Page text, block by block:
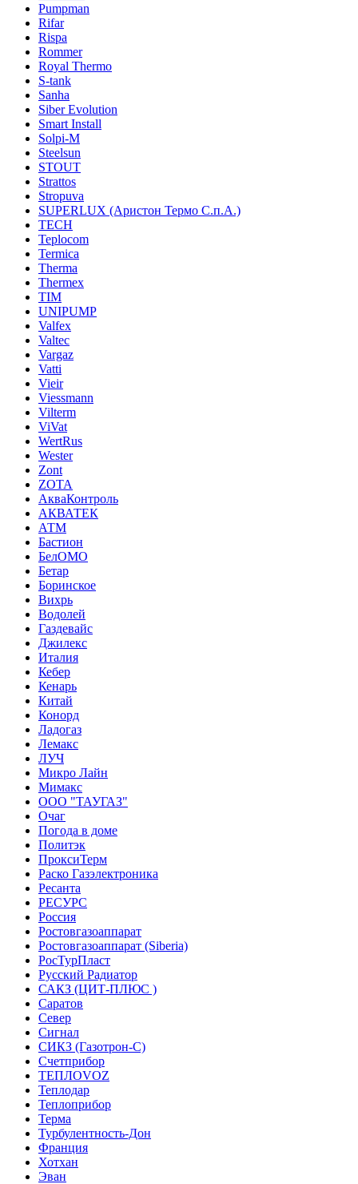
Pumpman
Rifar
Rispa
Rommer
Royal Thermo
S-tank
Sanha
Siber Evolution
Smart Install
Solpi-M
Steelsun
STOUT
Strattos
Stropuva
SUPERLUX (Аристон Термо С.п.А.)
TECH
Teplocom
Termica
Therma
Thermex
TIM
UNIPUMP
Valfex
Valtec
Vargaz
Vatti
Vieir
Viessmann
Vilterm
ViVat
WertRus
Wester
Zont
ZOTA
АкваКонтроль
АКВАТЕК
АТМ
Бастион
БелОМО
Бетар
Боринское
Вихрь
Водолей
Газдевайс
Джилекс
Италия
Кебер
Кенарь
Китай
Конорд
Ладогаз
Лемакс
ЛУЧ
Микро Лайн
Мимакс
ООО "ТАУГАЗ"
Очаг
Погода в доме
Политэк
ПроксиТерм
Раско Газэлектроника
Ресанта
РЕСУРС
Россия
Ростовгазоаппарат
Ростовгазоаппарат (Siberia)
РосТурПласт
Русский Радиатор
САКЗ (ЦИТ-ПЛЮС )
Саратов
Север
Сигнал
СИКЗ (Газотрон-С)
Счетприбор
ТЕПЛОVOZ
Теплодар
Теплоприбор
Терма
Турбулентность-Дон
Франция
Хотхан
Эван